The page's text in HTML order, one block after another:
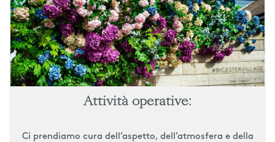
Attività operative:
Ci prendiamo cura dell’aspetto, dell’atmosfera e della